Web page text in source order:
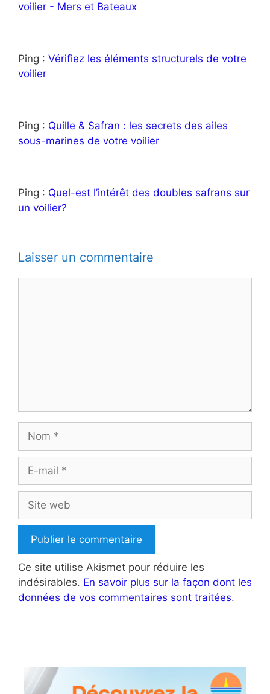
voilier - Mers et Bateaux
Ping : Vérifiez les éléments structurels de votre
voilier
Ping : Quille & Safran : les secrets des ailes
sous-marines de votre voilier
Ping : Quel-est l’intérêt des doubles safrans sur
un voilier?
Laisser un commentaire
mail
web
Ce site utilise Akismet pour réduire les
indésirables. En savoir plus sur la façon dont les
données de vos commentaires sont traitées.